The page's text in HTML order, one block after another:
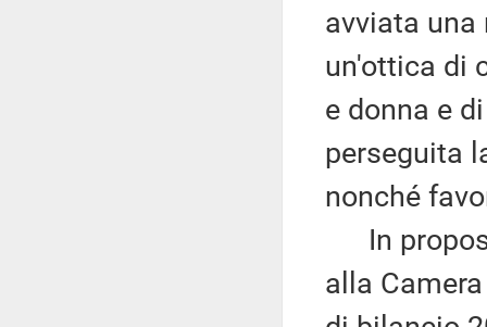
avviata una
un'ottica di
e donna e
perseguita
nonché
In
alla